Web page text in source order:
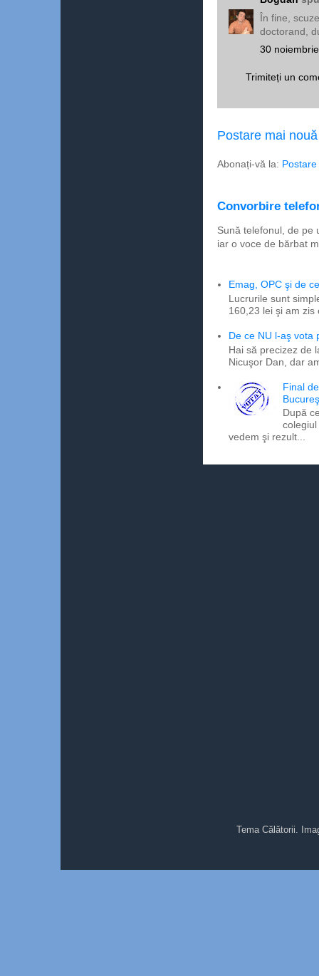
În fine,
doctorand,
30
Trimiteți un
Postare mai nouă
Abonați-vă la:
Convorbire
Sună telefonul, de pe
iar o voce de bărbat
Emag, OPC şi de
Lucrurile sunt
160,23 lei şi am
De ce NU l-aş vota
Hai să precizez de
Nicuşor Dan, dar
Final
După
vedem şi rezult...
Tema Călătorii.